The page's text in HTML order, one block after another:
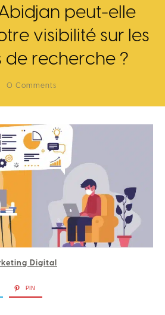
peut-elle
visibilité sur les
de recherche ?
0 Comments
Digital
PIN